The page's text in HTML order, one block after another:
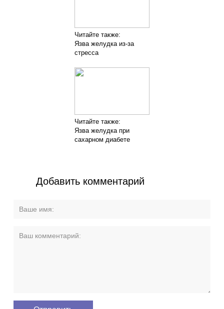
Читайте также:
Язва желудка из-за
стресса
Читайте также:
Язва желудка при
сахарном диабете
Добавить комментарий